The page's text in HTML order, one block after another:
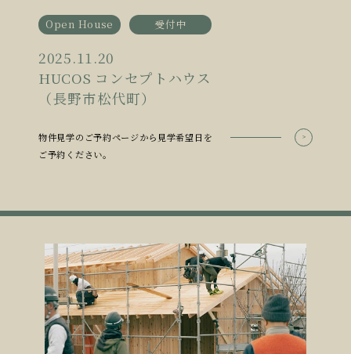
Open House 受付中
2025.11.20
HUCOS コンセプトハウス
（長野市松代町）
物件見学のご予約ページから見学希望日を
ご予約ください。